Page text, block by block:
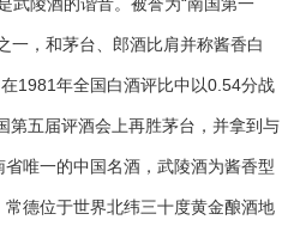
一，和茅台、郎酒比肩并称酱香白
1981年全国白酒评比中以0.54分战
第五届评酒会上再胜茅台，并拿到与
唯一的中国名酒，武陵酒为酱香型
德位于世界北纬三十度黄金酿酒地